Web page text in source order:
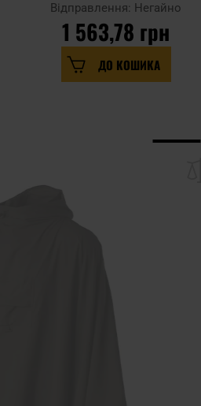
Відправлення: Негайно
1 563,78 грн
ДО КОШИКА